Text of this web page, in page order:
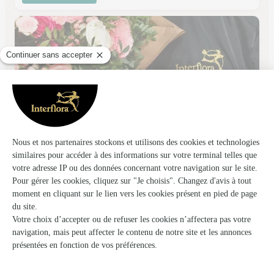
Florabel
Rouen
★★★★★4.6 (98)
2 et 3, place Saint Vivien
Voir la boutique